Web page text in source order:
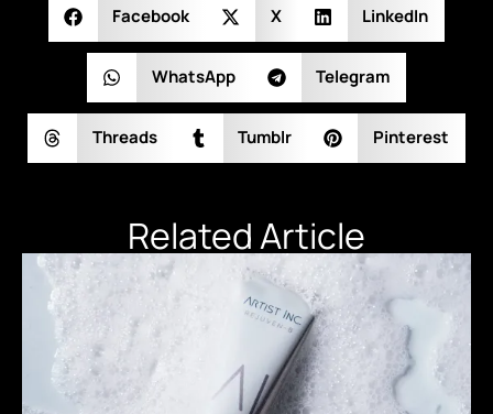
Facebook X LinkedIn
WhatsApp Telegram
Threads Tumblr Pinterest
Related Article